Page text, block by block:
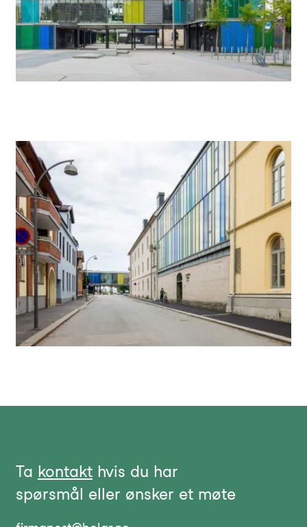
Ta kontakt hvis du har
spørsmål eller ønsker et møte